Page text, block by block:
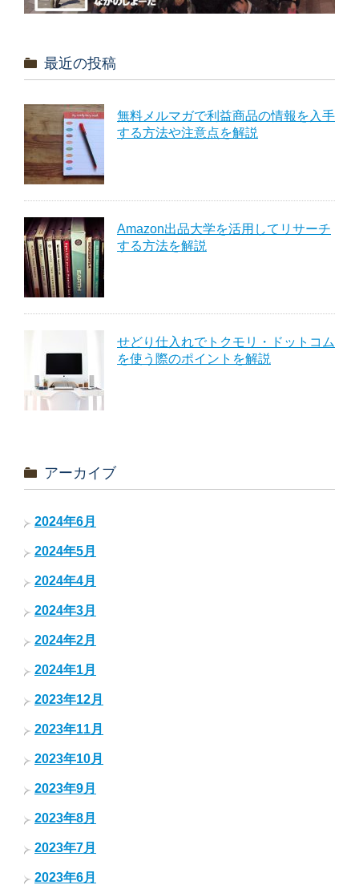
最近の投稿
無料メルマガで利益商品の情報を入手
する方法や注意点を解説
Amazon出品大学を活用してリサーチ
する方法を解説
せどり仕入れでトクモリ・ドットコム
を使う際のポイントを解説
アーカイブ
2024年6月
2024年5月
2024年4月
2024年3月
2024年2月
2024年1月
2023年12月
2023年11月
2023年10月
2023年9月
2023年8月
2023年7月
2023年6月